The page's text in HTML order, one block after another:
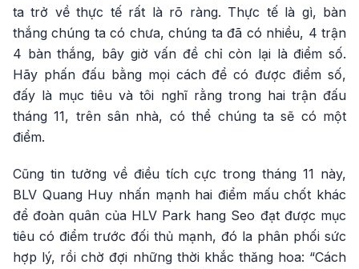
ta trở về thực tế rất là rõ ràng. Thực tế là gì, bàn
thắng chúng ta có chưa, chúng ta đã có nhiều, 4 trận
4 bàn thắng, bây giờ vấn đề chỉ còn lại là điểm số.
Hãy phấn đấu bằng mọi cách để có được điểm số,
đấy là mục tiêu và tôi nghĩ rằng trong hai trận đấu
tháng 11, trên sân nhà, có thể chúng ta sẽ có một
điểm.
Cũng tin tưởng về điều tích cực trong tháng 11 này,
BLV Quang Huy nhấn mạnh hai điểm mấu chốt khác
để đoàn quân của HLV Park hang Seo đạt được mục
tiêu có điểm trước đối thủ mạnh, đó la phân phối sức
hợp lý, rồi chờ đợi những thời khắc thăng hoa: “Cách